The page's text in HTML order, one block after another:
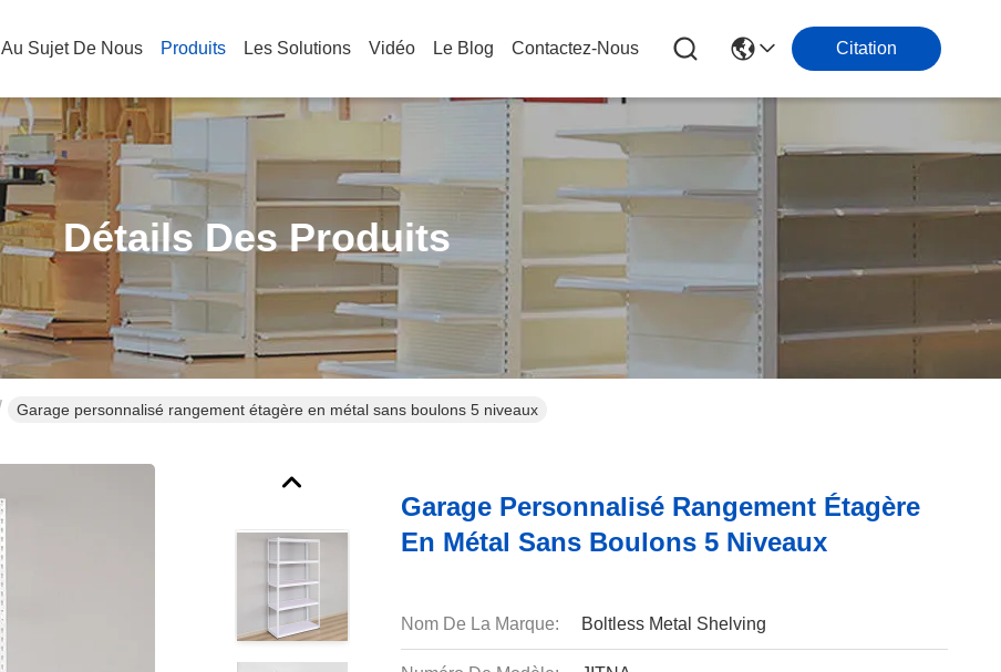
Au Sujet De Nous Produits Les Solutions Vidéo Le Blog Contactez-Nous Citation
Détails Des Produits
Garage personnalisé rangement étagère en métal sans boulons 5 niveaux
Garage Personnalisé Rangement Étagère
En Métal Sans Boulons 5 Niveaux
Nom De La Marque: Boltless Metal Shelving